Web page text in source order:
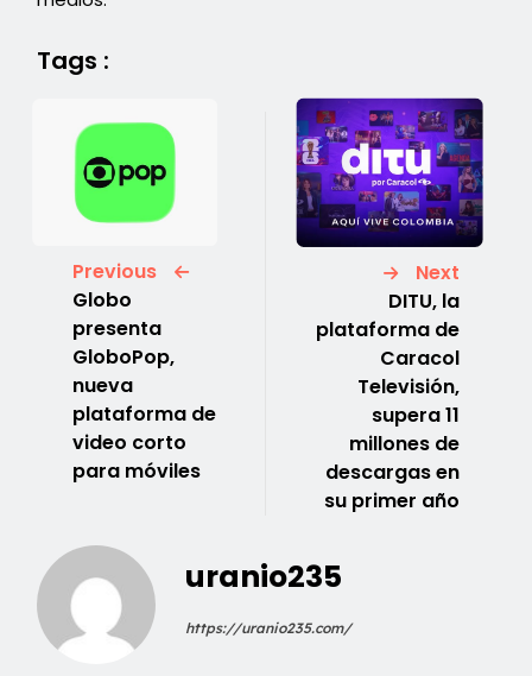
Tags :
Previous
Globo
presenta
GloboPop,
nueva
plataforma de
video corto
para móviles
Next
DITU, la
plataforma de
Caracol
Televisión,
supera 11
millones de
descargas en
su primer año
uranio235
https://uranio235.com/